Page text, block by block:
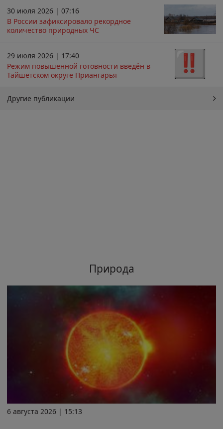
30 июля 2026 | 07:16
В России зафиксировало рекордное
количество природных ЧС
29 июля 2026 | 17:40
Режим повышенной готовности введён в
Тайшетском округе Приангарья
Другие публикации
Природа
6 августа 2026 | 15:13